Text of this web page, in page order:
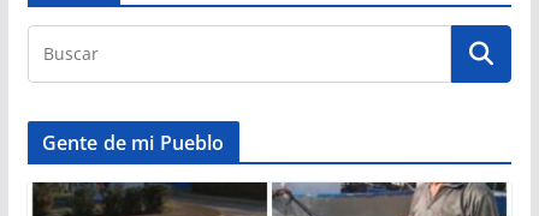
Gente de mi Pueblo